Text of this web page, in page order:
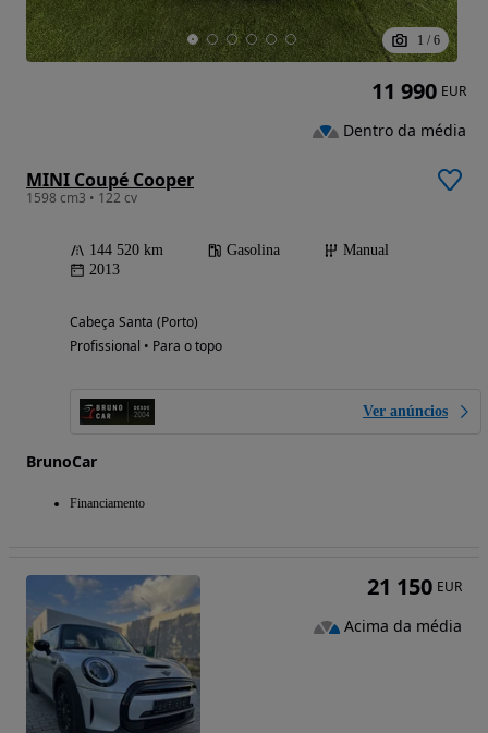
1 / 6
MINI Coupé Cooper
1598 cm3 • 122 cv
144 520 km Gasolina
Manual
2013
Cabeça Santa (Porto)
Profissional • Para o topo
Ver anúncios
BrunoCar
Financiamento
11 990 EUR
Dentro da média
21 150 EUR
Acima da média